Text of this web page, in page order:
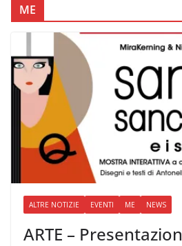
ME
ALTRE NOTIZIE EVENTI ME NEWS
ARTE –